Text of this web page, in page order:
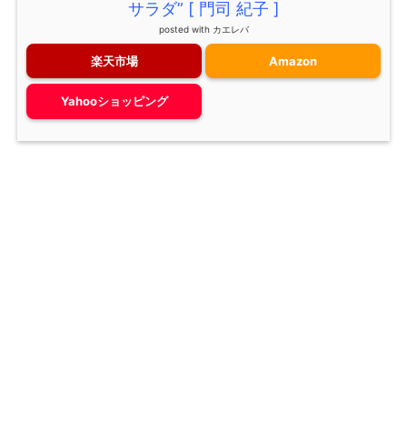
サラダ” [ 門司 紀子 ]
posted with カエレバ
楽天市場 Amazon
Yahooショッピング